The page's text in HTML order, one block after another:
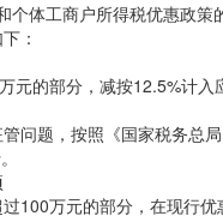
体工商户所得税优惠政
：
元的部分，减按12.5%计
问题，按照《国家税务总
100万元的部分，在现行